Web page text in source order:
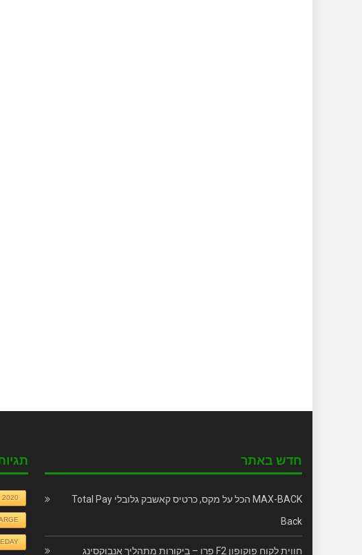
2020
חדש באתר
MAX-BACK הכל על מקס, כרטיס קאשבק גלובלי Total Pay
Back
חווית לקוח פוקופון F2 פרו – ביקורות מתהליך אנבוקסינג